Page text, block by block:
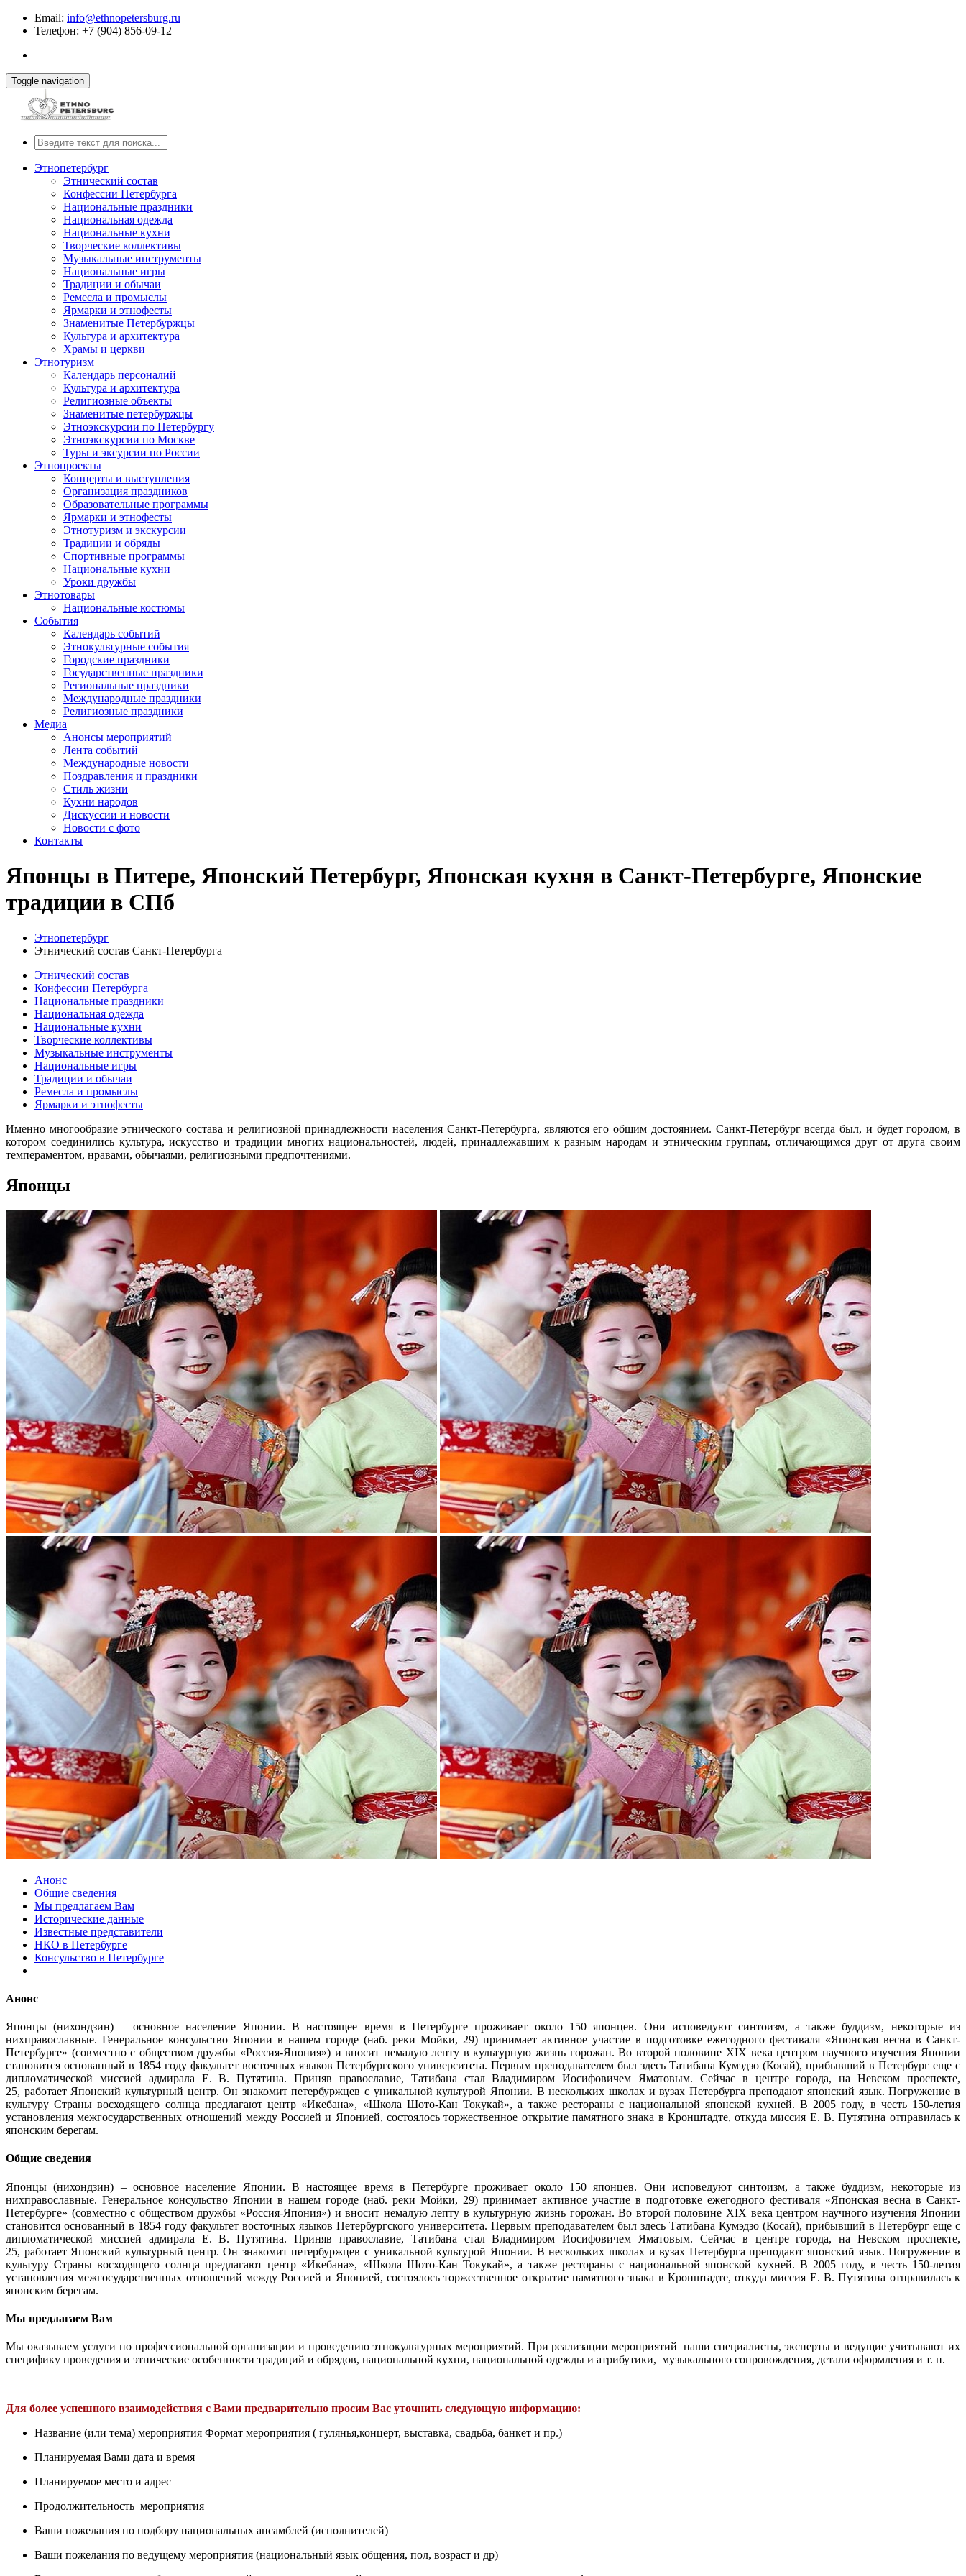
Email: info@ethnopetersburg.ru
Телефон: +7 (904) 856-09-12
Toggle navigation
Этнопетербург
Этнический состав
Конфессии Петербурга
Национальные праздники
Национальная одежда
Национальные кухни
Творческие коллективы
Музыкальные инструменты
Национальные игры
Традиции и обычаи
Ремесла и промыслы
Ярмарки и этнофесты
Знаменитые Петербуржцы
Культура и архитектура
Храмы и церкви
Этнотуризм
Календарь персоналий
Культура и архитектура
Религиозные объекты
Знаменитые петербуржцы
Этноэкскурсии по Петербургу
Этноэкскурсии по Москве
Туры и эксурсии по России
Этнопроекты
Концерты и выступления
Организация праздников
Образовательные программы
Ярмарки и этнофесты
Этнотуризм и экскурсии
Традиции и обряды
Спортивные программы
Национальные кухни
Уроки дружбы
Этнотовары
Национальные костюмы
События
Календарь событий
Этнокультурные события
Городские праздники
Государственные праздники
Региональные праздники
Международные праздники
Религиозные праздники
Медиа
Анонсы мероприятий
Лента событий
Международные новости
Поздравления и праздники
Cтиль жизни
Кухни народов
Дискуссии и новости
Новости с фото
Контакты
Японцы в Питере, Японский Петербург, Японская кухня в Санкт-Петербурге, Японские
традиции в СПб
Этнопетербург
Этнический состав Санкт-Петербурга
Этнический состав
Конфессии Петербурга
Национальные праздники
Национальная одежда
Национальные кухни
Творческие коллективы
Музыкальные инструменты
Национальные игры
Традиции и обычаи
Ремесла и промыслы
Ярмарки и этнофесты
Именно многообразие этнического состава и религиозной принадлежности населения Санкт-Петербурга, являются его общим достоянием. Санкт-Петербург всегда был, и будет городом, в
котором соединились культура, искусство и традиции многих национальностей, людей, принадлежавшим к разным народам и этническим группам, отличающимся друг от друга своим
темпераментом, нравами, обычаями, религиозными предпочтениями.
Японцы
Анонс
Общие сведения
Мы предлагаем Вам
Исторические данные
Известные представители
НКО в Петербурге
Консульство в Петербурге
Анонс
Японцы (нихондзин) – основное население Японии. В настоящее время в Петербурге проживает около 150 японцев. Они исповедуют синтоизм, а также буддизм, некоторые из
нихправославные. Генеральное консульство Японии в нашем городе (наб. реки Мойки, 29) принимает активное участие в подготовке ежегодного фестиваля «Японская весна в Санкт-
Петербурге» (совместно с обществом дружбы «Россия-Япония») и вносит немалую лепту в культурную жизнь горожан. Во второй половине XIX века центром научного изучения Японии
становится основанный в 1854 году факультет восточных языков Петербургского университета. Первым преподавателем был здесь Татибана Кумэдзо (Косай), прибывший в Петербург еще с
дипломатической миссией адмирала Е. В. Путятина. Приняв православие, Татибана стал Владимиром Иосифовичем Яматовым. Сейчас в центре города, на Невском проспекте,
25, работает Японский культурный центр. Он знакомит петербуржцев с уникальной культурой Японии. В нескольких школах и вузах Петербурга преподают японский язык. Погружение в
культуру Страны восходящего солнца предлагают центр «Икебана», «Школа Шото-Кан Токукай», а также рестораны с национальной японской кухней. В 2005 году, в честь 150-летия
установления межгосударственных отношений между Россией и Японией, состоялось торжественное открытие памятного знака в Кронштадте, откуда миссия Е. В. Путятина отправилась к
японским берегам.
Общие сведения
Японцы (нихондзин) – основное население Японии. В настоящее время в Петербурге проживает около 150 японцев. Они исповедуют синтоизм, а также буддизм, некоторые из
нихправославные. Генеральное консульство Японии в нашем городе (наб. реки Мойки, 29) принимает активное участие в подготовке ежегодного фестиваля «Японская весна в Санкт-
Петербурге» (совместно с обществом дружбы «Россия-Япония») и вносит немалую лепту в культурную жизнь горожан. Во второй половине XIX века центром научного изучения Японии
становится основанный в 1854 году факультет восточных языков Петербургского университета. Первым преподавателем был здесь Татибана Кумэдзо (Косай), прибывший в Петербург еще с
дипломатической миссией адмирала Е. В. Путятина. Приняв православие, Татибана стал Владимиром Иосифовичем Яматовым. Сейчас в центре города, на Невском проспекте,
25, работает Японский культурный центр. Он знакомит петербуржцев с уникальной культурой Японии. В нескольких школах и вузах Петербурга преподают японский язык. Погружение в
культуру Страны восходящего солнца предлагают центр «Икебана», «Школа Шото-Кан Токукай», а также рестораны с национальной японской кухней. В 2005 году, в честь 150-летия
установления межгосударственных отношений между Россией и Японией, состоялось торжественное открытие памятного знака в Кронштадте, откуда миссия Е. В. Путятина отправилась к
японским берегам.
Мы предлагаем Вам
Мы оказываем услуги по профессиональной организации и проведению этнокультурных мероприятий. При реализации мероприятий наши специалисты, эксперты и ведущие учитывают их
специфику проведения и этнические особенности традиций и обрядов, национальной кухни, национальной одежды и атрибутики, музыкального сопровождения, детали оформления и т. п.
Для более успешного взаимодействия с Вами предварительно просим Вас уточнить следующую информацию:
Название (или тема) мероприятия Формат мероприятия ( гулянья,концерт, выставка, свадьба, банкет и пр.)
Планируемая Вами дата и время
Планируемое место и адрес
Продолжительность мероприятия
Ваши пожелания по подбору национальных ансамблей (исполнителей)
Ваши пожелания по ведущему мероприятия (национальный язык общения, пол, возраст и др)